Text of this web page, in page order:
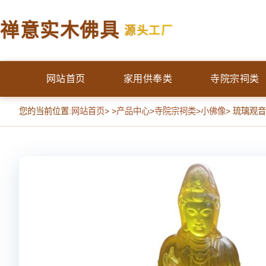
禅意实木佛具 源头工厂
网站首页 家用供奉类 寺院宗祠类
您的当前位置: 网站首页> >产品中心>寺院宗祠类>小佛像> 琉璃观